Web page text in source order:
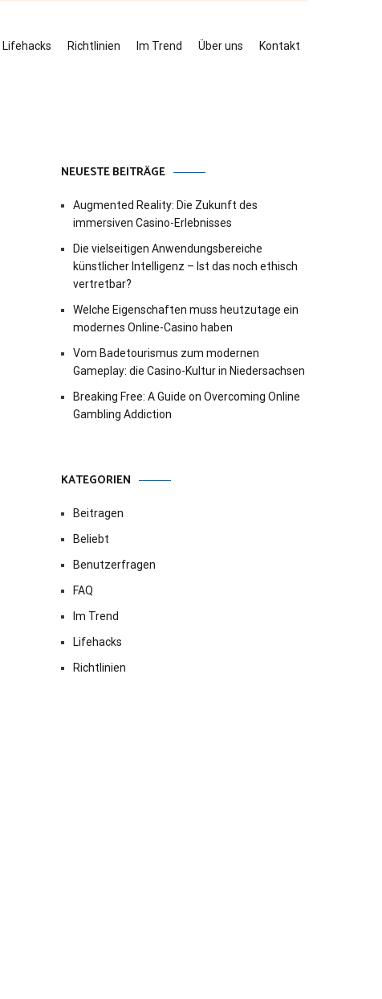
Lifehacks Richtlinien Im Trend Über uns Kontakt
NEUESTE BEITRÄGE
Augmented Reality: Die Zukunft des
immersiven Casino-Erlebnisses
Die vielseitigen Anwendungsbereiche
künstlicher Intelligenz – Ist das noch ethisch
vertretbar?
Welche Eigenschaften muss heutzutage ein
modernes Online-Casino haben
Vom Badetourismus zum modernen
Gameplay: die Casino-Kultur in Niedersachsen
Breaking Free: A Guide on Overcoming Online
Gambling Addiction
KATEGORIEN
Beitragen
Beliebt
Benutzerfragen
FAQ
Im Trend
Lifehacks
Richtlinien